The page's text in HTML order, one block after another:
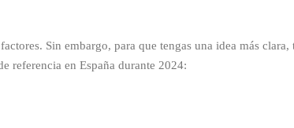
Sin embargo, para que tengas una idea más clara,
referencia en España durante 2024: